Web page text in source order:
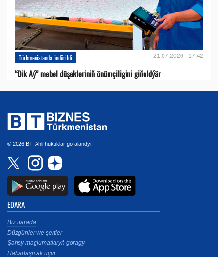
Türkmenistanda öndürildi 21.07.2026 - 17:42
“Dik Aý” mebel düşekleriniň önümçiligini giňeldýär
© 2026 BT. Ähli hukuklar goralandyr.
EDARA
Biz barada
Düzgünler we şertler
Şahsy maglumatlaryň goragy
Habarlaşmak üçin